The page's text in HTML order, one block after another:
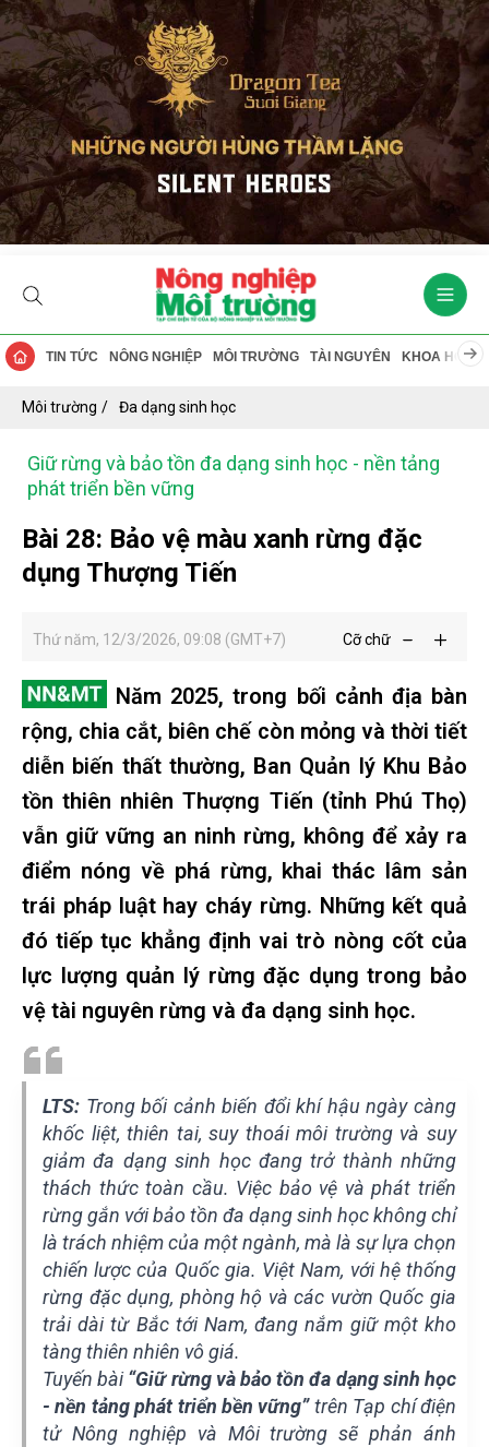
TIN TỨC NÔNG NGHIỆP MÔI TRƯỜNG TÀI NGUYÊN KHOA HỌC
Môi trường Đa dạng sinh học
Giữ rừng và bảo tồn đa dạng sinh học - nền tảng
phát triển bền vững
Bài 28: Bảo vệ màu xanh rừng đặc
dụng Thượng Tiến
Thứ năm, 12/3/2026, 09:08 (GMT+7) Cỡ chữ
Năm 2025, trong bối cảnh địa bàn
rộng, chia cắt, biên chế còn mỏng và thời tiết
diễn biến thất thường, Ban Quản lý Khu Bảo
tồn thiên nhiên Thượng Tiến (tỉnh Phú Thọ)
vẫn giữ vững an ninh rừng, không để xảy ra
điểm nóng về phá rừng, khai thác lâm sản
trái pháp luật hay cháy rừng. Những kết quả
đó tiếp tục khẳng định vai trò nòng cốt của
lực lượng quản lý rừng đặc dụng trong bảo
vệ tài nguyên rừng và đa dạng sinh học.
LTS: Trong bối cảnh biến đổi khí hậu ngày càng
khốc liệt, thiên tai, suy thoái môi trường và suy
giảm đa dạng sinh học đang trở thành những
thách thức toàn cầu. Việc bảo vệ và phát triển
rừng gắn với bảo tồn đa dạng sinh học không chỉ
là trách nhiệm của một ngành, mà là sự lựa chọn
chiến lược của Quốc gia. Việt Nam, với hệ thống
rừng đặc dụng, phòng hộ và các vườn Quốc gia
trải dài từ Bắc tới Nam, đang nắm giữ một kho
tàng thiên nhiên vô giá.
Tuyến bài“Giữ rừng và bảo tồn đa dạng sinh học
- nền tảng phát triển bền vững”trên Tạp chí điện
tử Nông nghiệp và Môi trường sẽ phản ánh